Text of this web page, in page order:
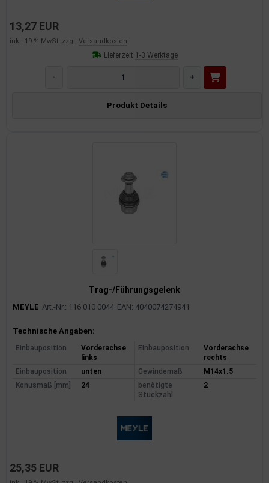
13,27 EUR
inkl. 19 % MwSt. zzgl. Versandkosten
Lieferzeit:1-3 Werktage
- +
Produkt Details
Trag-/Führungsgelenk
MEYLE Art.-Nr.: 116 010 0044 EAN: 4040074274941
Produktinformationen
Technische Angaben:
Einbauposition
Vorderachse
links
Einbauposition
Vorderachse
rechts
Einbauposition
unten Gewindemaß
M14x1.5
Konusmaß [mm]
24
benötigte
Stückzahl
2
25,35 EUR